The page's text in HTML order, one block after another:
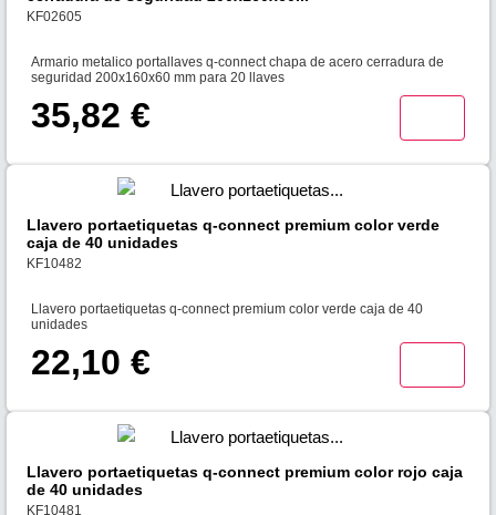
KF02605
Armario metalico portallaves q-connect chapa de acero cerradura de
seguridad 200x160x60 mm para 20 llaves
35,82 €
Llavero portaetiquetas q-connect premium color verde
caja de 40 unidades
KF10482
Llavero portaetiquetas q-connect premium color verde caja de 40
unidades
22,10 €
Llavero portaetiquetas q-connect premium color rojo caja
de 40 unidades
KF10481